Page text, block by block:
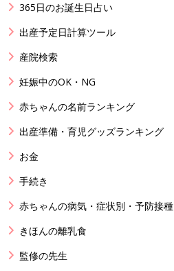
365日のお誕生日占い
出産予定日計算ツール
産院検索
妊娠中のOK・NG
赤ちゃんの名前ランキング
出産準備・育児グッズランキング
お金
手続き
赤ちゃんの病気・症状別・予防接種
きほんの離乳食
監修の先生